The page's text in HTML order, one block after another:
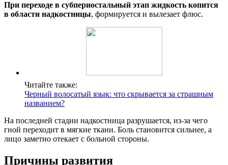
При переходе в субпериостальный этап жидкость копится
в области надкостницы, формируется и вылезает флюс.
Читайте также:
Черный волосатый язык: что скрывается за страшным
названием?
На последней стадии надкостница разрушается, из-за чего
гной переходит в мягкие ткани. Боль становится сильнее, а
лицо заметно отекает с больной стороны.
Причины развития